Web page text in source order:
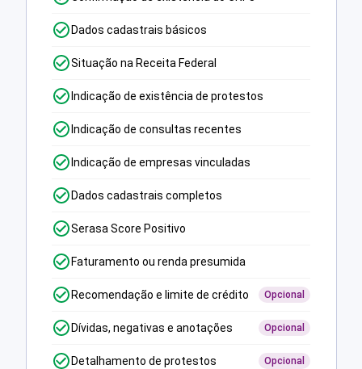
Dados cadastrais básicos
Situação na Receita Federal
Indicação de existência de protestos
Indicação de consultas recentes
Indicação de empresas vinculadas
Dados cadastrais completos
Serasa Score Positivo
Faturamento ou renda presumida
Recomendação e limite de crédito Opcional
Dívidas, negativas e anotações Opcional
Detalhamento de protestos Opcional